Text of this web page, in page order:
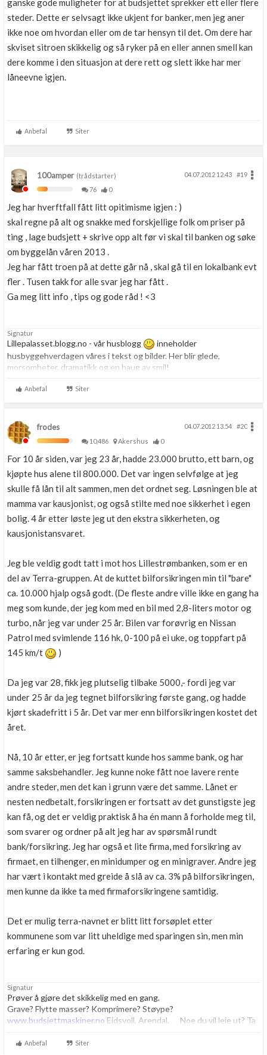
ganske gode muligheter for at budsjettet sprekker ett eller flere
steder. Dette er selvsagt ikke ukjent for banker, men jeg aner
ikke noe om hvordan eller om de tar hensyn til det. Om dere har
skviset sitroen skikkelig og så ryker på en eller annen smell kan
dere komme i den situasjon at dere rett og slett ikke har mer
låneevne igjen.
Anbefal Siter
100amper(trådstarter) 04.07.2012 12.43
#19
76
0
Jeg har hverftfall fått litt opitimisme igjen : )
skal regne på alt og snakke med forskjellige folk om priser på
ting , lage budsjett + skrive opp alt før vi skal til banken og søke
om byggelån våren 2013 .
Jeg har fått troen på at dette går nå , skal gå til en lokalbank evt
fler . Tusen takk for alle svar jeg har fått .
Ga meg litt info , tips og gode råd ! <3
Signatur
Lillepalasset.blogg.no - vår husblogg
inneholder
husbyggehverdagen våres i tekst og bilder. Her blir glede,
morsomheter, dramatikk og en haug av smil!
Anbefal Siter
frodes 04.07.2012 13.54
#20
10,486
Akershus 0
For 10 år siden, var jeg 23 år, hadde 23.000 brutto, ett barn, og
kjøpte hus alene til 800.000. Det var ingen selvfølge at jeg
skulle få lån til alt sammen, men det ordnet seg. Løsningen ble at
mamma var kausjonist, og også stilte med noe sikkerhet i egen
bolig. 4 år etter løste jeg ut den ekstra sikkerheten, og
kausjonistansvaret.
Jeg ble veldig godt tatt i mot hos Lillestrømbanken, som er en
del av Terra-gruppen. At de kuttet bilforsikringen min til "bare"
ca. 10.000 hjalp også godt. (De fleste andre ville ikke en gang ha
meg som kunde, der jeg kom med en bil med 2,8-liters motor og
turbo, når jeg var under 25 år. Bilen var forøvrig en Nissan
Patrol med svimlende 116 hk, 0-100 på ei uke, og toppfart på
145 km/t
)
Da jeg var 28, fikk jeg plutselig tilbake 5000,- fordi jeg var
under 25 år da jeg tegnet bilforsikring første gang, og hadde
kjørt skadefritt i 5 år. Det var mer enn bilforsikringen kostet det
året.
Nå, 10 år etter, er jeg fortsatt kunde hos samme bank, og har
samme saksbehandler. Jeg kunne noke fått noe lavere rente
andre steder, men det kan i grunn være det samme. Lånet er
nesten nedbetalt, forsikringen er fortsatt av det gunstigste jeg
kan få, og det er veldig praktisk å ha én mann å forholde meg til,
som svarer og ordner på alt jeg har av spørsmål rundt
bank/forsikring. Jeg har også et lite firma, med forsikring av
firmaet, en tilhenger, en minidumper og en minigraver. Andre jeg
har vært i kontakt med greide å slå av ca. 3% på bilforsikringen,
men kunne da ikke ta med firmaforsikringene samtidig.
Det er mulig terra-navnet er blitt litt forsøplet etter
kommunene som var litt uheldige med sparingen sin, men min
erfaring er kun god.
Signatur
Prøver å gjøre det skikkelig med en gang.
Grave? Flytte masser? Komprimere? Støype?
www.budsjettmaskiner.no Eidsvoll, Arendal. Noe du vil leie ut? Ta
Anbefal Siter